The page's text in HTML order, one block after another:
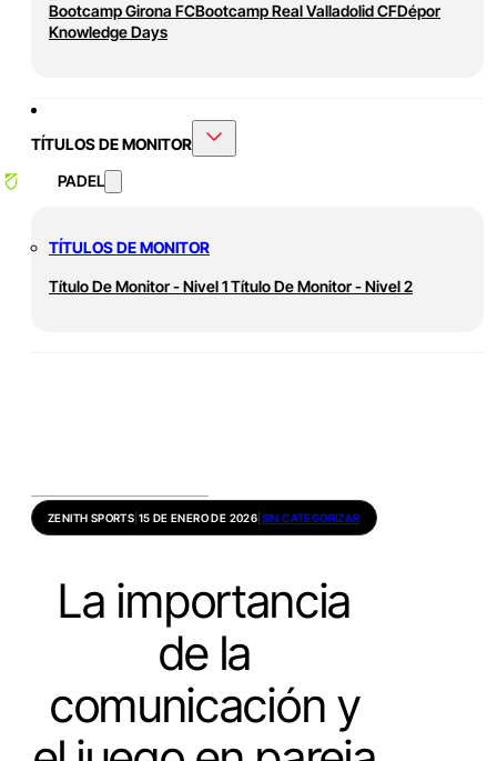
Bootcamp Girona FCBootcamp Real Valladolid CFDépor
Knowledge Days
TÍTULOS DE MONITOR
PADEL
TÍTULOS DE MONITOR
Título De Monitor - Nivel 1Título De Monitor - Nivel 2
ZENITH SPORTS 15 DE ENERO DE 2026 SIN CATEGORIZAR
La importancia
de la
comunicación y